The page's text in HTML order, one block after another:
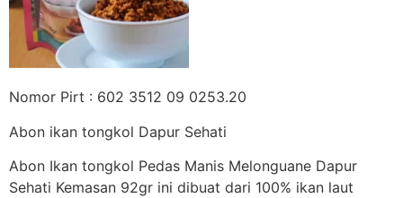
Nomor Pirt : 602 3512 09 0253.20
Abon ikan tongkol Dapur Sehati
Abon Ikan tongkol Pedas Manis Melonguane Dapur
Sehati Kemasan 92gr ini dibuat dari 100% ikan laut